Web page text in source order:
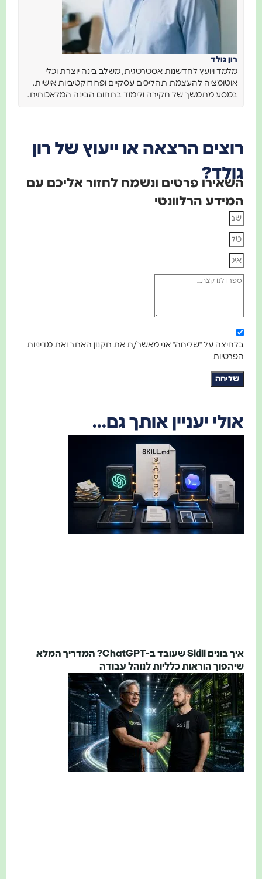
רון גולד
מלמד ויועץ לחדשנות אסטרטגית, משלב בינה יוצרת וכלי
אוטומציה להעצמת תהליכים עסקיים ופרודוקטיביות אישית.
במסע מתמשך של חקירה ולימוד בתחום הבינה המלאכותית.
רוצים הרצאה או ייעוץ של רון
גולד?
השאירו פרטים ונשמח לחזור אליכם עם
המידע הרלוונטי
בלחיצה על "שליחה" אני מאשר/ת את תקנון האתר ואת מדיניות
הפרטיות
שליחה
אולי יעניין אותך גם...
איך בונים Skill שעובד ב-ChatGPT? המדריך המלא
שיהפוך הוראות כלליות לנוהל עבודה